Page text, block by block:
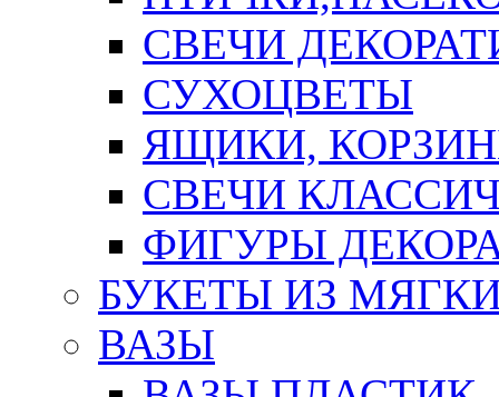
СВЕЧИ
СУХОЦВЕТЫ
ЯЩИКИ,
СВЕЧИ
ФИГУРЫ
БУКЕТЫ ИЗ
ВАЗЫ